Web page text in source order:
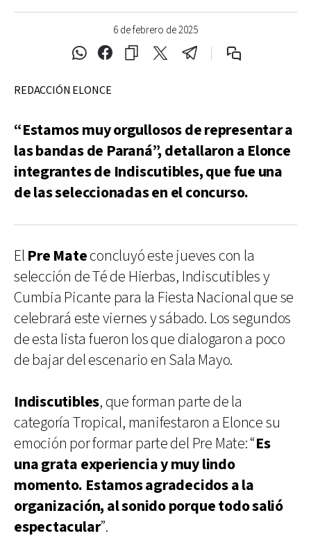
6 de febrero de 2025
REDACCIÓN ELONCE
“Estamos muy orgullosos de representar a
las bandas de Paraná”, detallaron a Elonce
integrantes de Indiscutibles, que fue una
de las seleccionadas en el concurso.
El Pre Mateconcluyó este jueves con la
selección de Té de Hierbas, Indiscutibles y
Cumbia Picante para la Fiesta Nacional que se
celebrará este viernes y sábado. Los segundos
de esta lista fueron los que dialogaron a poco
de bajar del escenario en Sala Mayo.
Indiscutibles, que forman parte de la
categoría Tropical, manifestaron a Elonce su
emoción por formar parte del Pre Mate: “Es
una grata experiencia y muy lindo
momento. Estamos agradecidos a la
organización, al sonido porque todo salió
espectacular”.